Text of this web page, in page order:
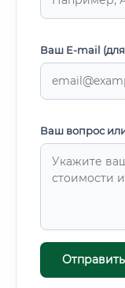
Ваш E-mail (для
Ваш вопрос